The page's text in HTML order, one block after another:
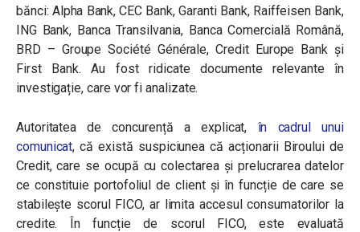
bănci: Alpha Bank, CEC Bank, Garanti Bank, Raiffeisen Bank,
ING Bank, Banca Transilvania, Banca Comercială Română,
BRD – Groupe Société Générale, Credit Europe Bank și
First Bank. Au fost ridicate documente relevante în
investigație, care vor fi analizate.
Autoritatea de concurență a explicat, în cadrul unui
comunicat, că există suspiciunea că acționarii Biroului de
Credit, care se ocupă cu colectarea și prelucrarea datelor
ce constituie portofoliul de client și în funcție de care se
stabilește scorul FICO, ar limita accesul consumatorilor la
credite. În funcție de scorul FICO, este evaluată